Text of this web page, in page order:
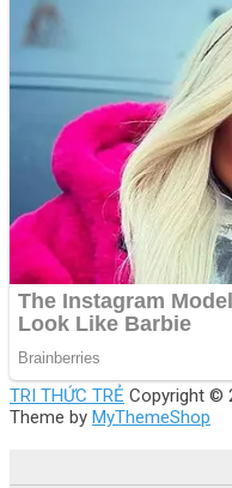
TRI THỨC TRẺ Copyright ©
Theme by MyThemeShop